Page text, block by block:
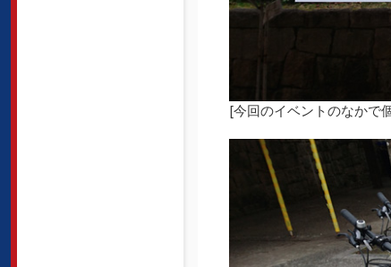
[今回のイベントのなかで